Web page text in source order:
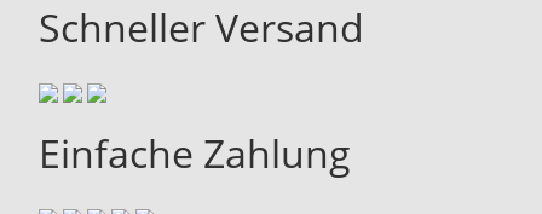
Schneller Versand
Einfache Zahlung